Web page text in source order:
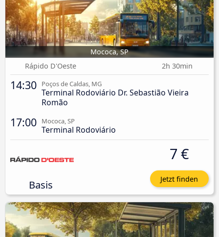
Mococa, SP
Rápido D'Oeste
2h 30min
14:30 Poços de Caldas, MG
Terminal Rodoviário Dr. Sebastião Vieira
Romão
17:00 Mococa, SP
Terminal Rodoviário
Basis
7 €
Jetzt finden